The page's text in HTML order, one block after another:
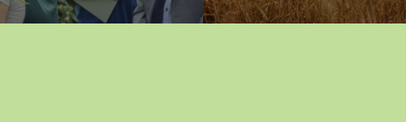
MÉTHODOLOGIE